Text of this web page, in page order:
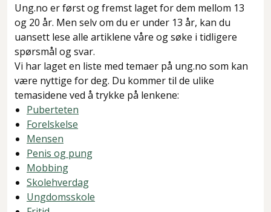
Ung.no er først og fremst laget for dem mellom 13
og 20 år. Men selv om du er under 13 år, kan du
uansett lese alle artiklene våre og søke i tidligere
spørsmål og svar.
Vi har laget en liste med temaer på ung.no som kan
være nyttige for deg. Du kommer til de ulike
temasidene ved å trykke på lenkene:
Puberteten
Forelskelse
Mensen
Penis og pung
Mobbing
Skolehverdag
Ungdomsskole